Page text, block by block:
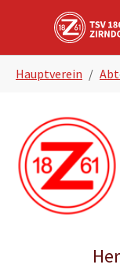
Skip to main navigation
Zum Hauptinhalt
Skip to page footer
Hauptverein